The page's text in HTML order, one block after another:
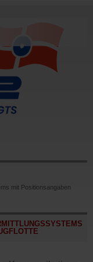
mit Positionsangaben